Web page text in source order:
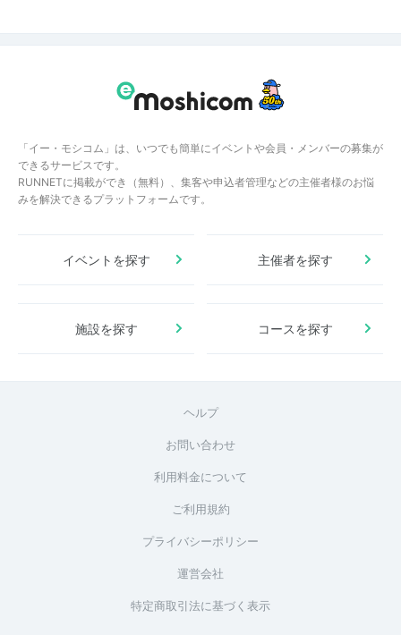
「イー・モシコム」は、いつでも簡単にイベントや会員・メンバーの募集が
できるサービスです。
RUNNETに掲載ができ（無料）、集客や申込者管理などの主催者様のお悩
みを解決できるプラットフォームです。
イベントを探す 主催者を探す
施設を探す コースを探す
ヘルプ
お問い合わせ
利用料金について
ご利用規約
プライバシーポリシー
運営会社
特定商取引法に基づく表示